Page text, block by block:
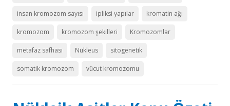
insan kromozom sayısı ipliksi yapılar kromatin ağı
kromozom kromozom şekilleri Kromozomlar
metafaz safhası Nükleus sitogenetik
somatik kromozom vücut kromozomu